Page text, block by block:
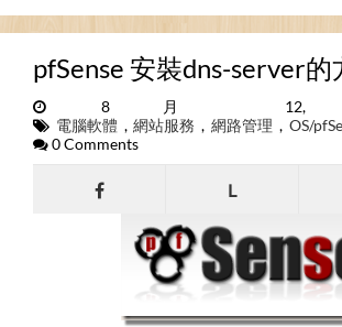
pfSense 安裝dns-server的
8月 12,
電腦軟體 ,網站服務 ,網路管理 , OS/
0 Comments
L